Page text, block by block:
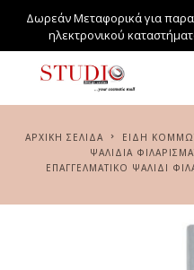
Δωρεάν Μεταφορικά για
ηλεκτρονικού
ΑΡΧΙΚΉ ΣΕΛΊΔΑ ΕΙΔΗ
ΨΑΛΊΔΙΑ
ΕΠΑΓΓΕΛΜΑΤΙΚΌ ΨΑΛΊΔΙ